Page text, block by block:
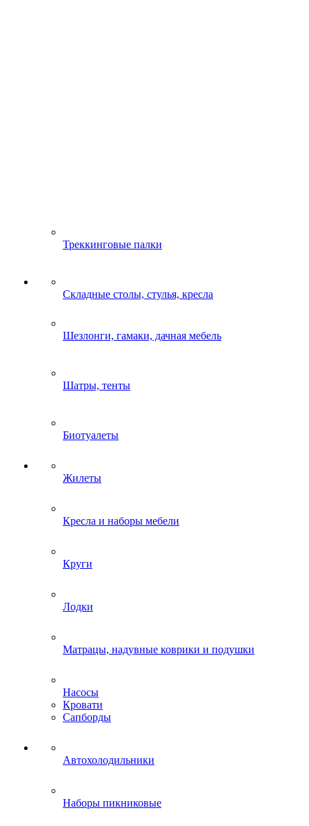
Треккинговые палки
Складные столы, стулья, кресла
Шезлонги, гамаки, дачная мебель
Шатры, тенты
Биотуалеты
Жилеты
Кресла и наборы мебели
Круги
Лодки
Матрацы, надувные коврики и подушки
Насосы
Кровати
Сапборды
Автохолодильники
Наборы пикниковые